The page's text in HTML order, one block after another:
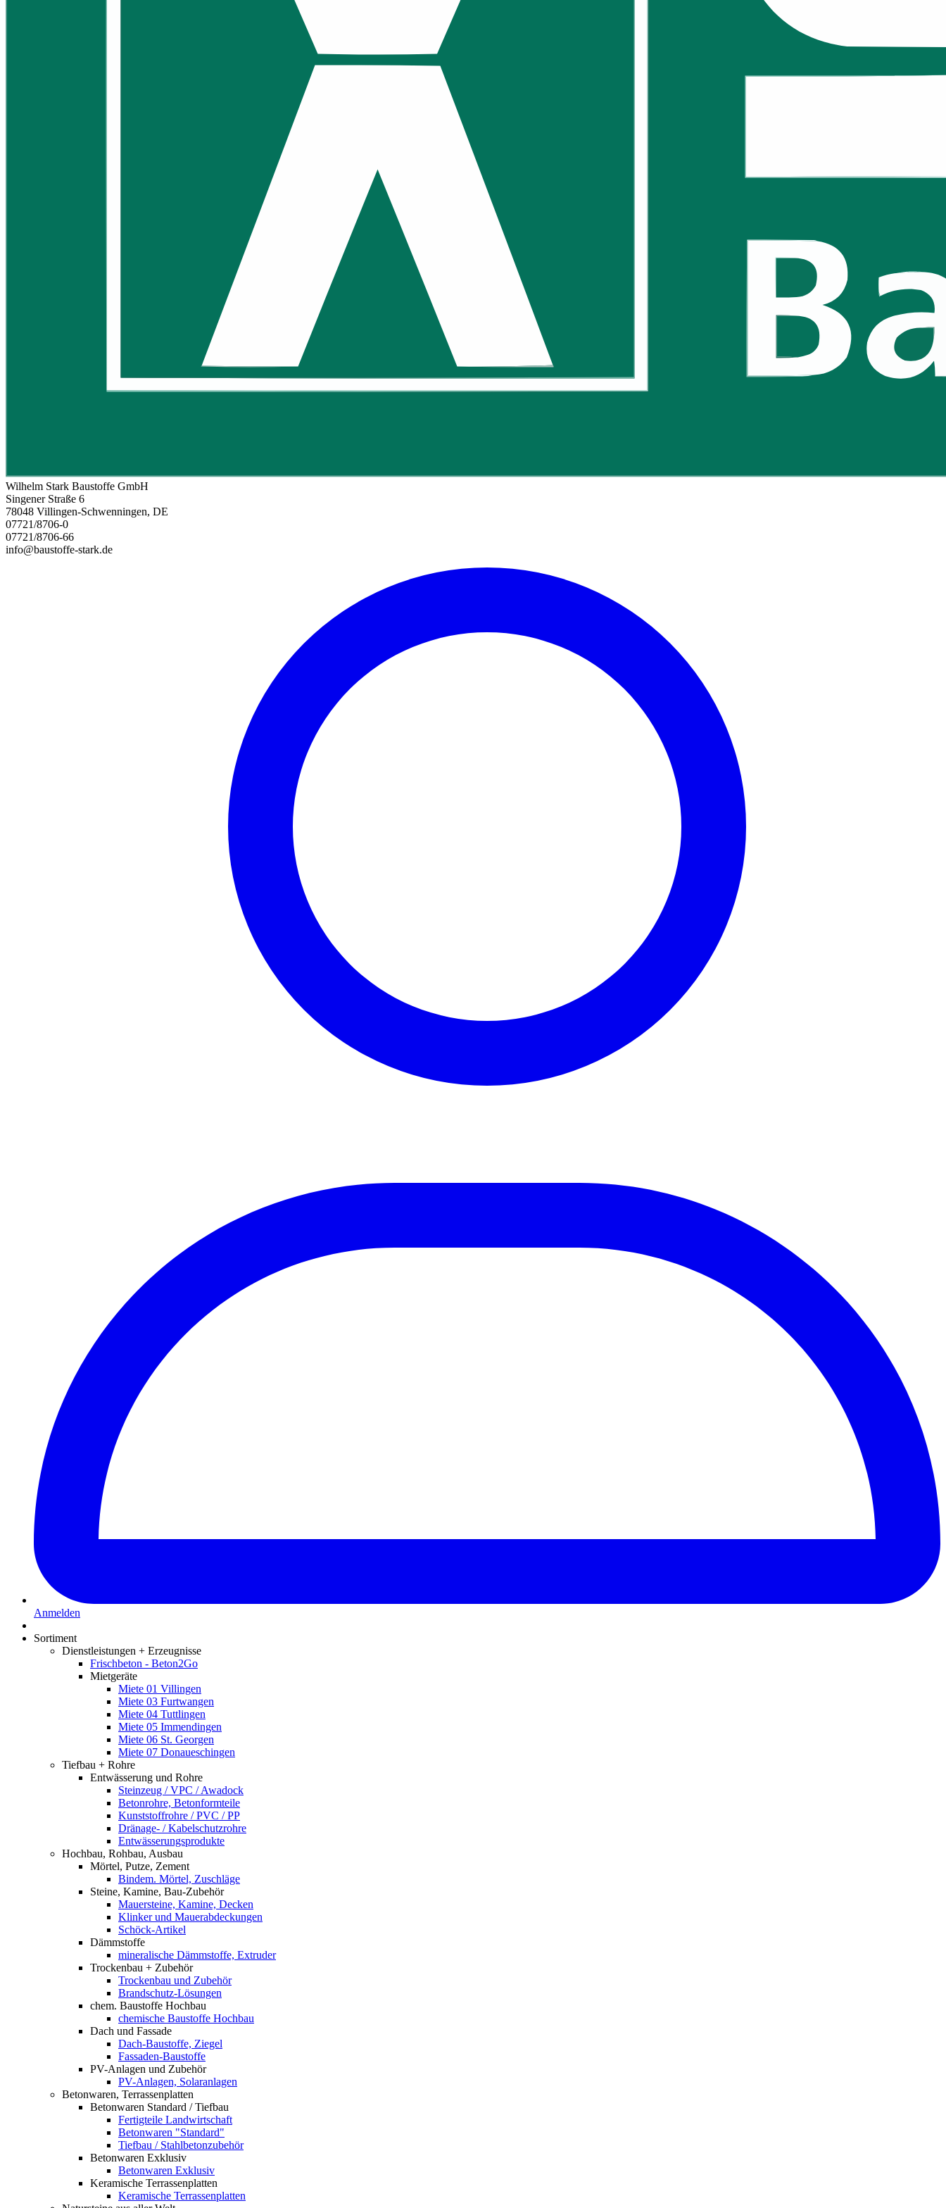
Wilhelm Stark Baustoffe GmbH
Singener Straße 6
78048 Villingen-Schwenningen, DE
07721/8706-0
07721/8706-66
info@baustoffe-stark.de
Anmelden
Sortiment
Dienstleistungen + Erzeugnisse
Frischbeton - Beton2Go
Mietgeräte
Miete 01 Villingen
Miete 03 Furtwangen
Miete 04 Tuttlingen
Miete 05 Immendingen
Miete 06 St. Georgen
Miete 07 Donaueschingen
Tiefbau + Rohre
Entwässerung und Rohre
Steinzeug / VPC / Awadock
Betonrohre, Betonformteile
Kunststoffrohre / PVC / PP
Dränage- / Kabelschutzrohre
Entwässerungsprodukte
Hochbau, Rohbau, Ausbau
Mörtel, Putze, Zement
Bindem. Mörtel, Zuschläge
Steine, Kamine, Bau-Zubehör
Mauersteine, Kamine, Decken
Klinker und Mauerabdeckungen
Schöck-Artikel
Dämmstoffe
mineralische Dämmstoffe, Extruder
Trockenbau + Zubehör
Trockenbau und Zubehör
Brandschutz-Lösungen
chem. Baustoffe Hochbau
chemische Baustoffe Hochbau
Dach und Fassade
Dach-Baustoffe, Ziegel
Fassaden-Baustoffe
PV-Anlagen und Zubehör
PV-Anlagen, Solaranlagen
Betonwaren, Terrassenplatten
Betonwaren Standard / Tiefbau
Fertigteile Landwirtschaft
Betonwaren "Standard"
Tiefbau / Stahlbetonzubehör
Betonwaren Exklusiv
Betonwaren Exklusiv
Keramische Terrassenplatten
Keramische Terrassenplatten